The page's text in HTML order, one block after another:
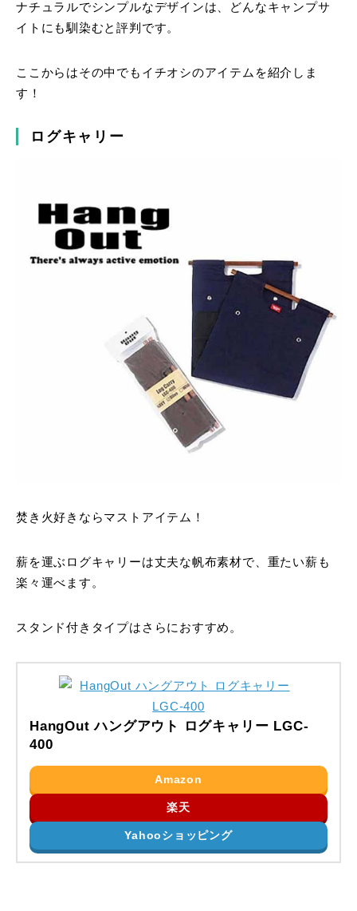
ナチュラルでシンプルなデザインは、どんなキャンプサ
イトにも馴染むと評判です。
ここからはその中でもイチオシのアイテムを紹介しま
す！
ログキャリー
焚き火好きならマストアイテム！
薪を運ぶログキャリーは丈夫な帆布素材で、重たい薪も
楽々運べます。
スタンド付きタイプはさらにおすすめ。
HangOut ハングアウト ログキャリー LGC-
400
Amazon
楽天
Yahooショッピング